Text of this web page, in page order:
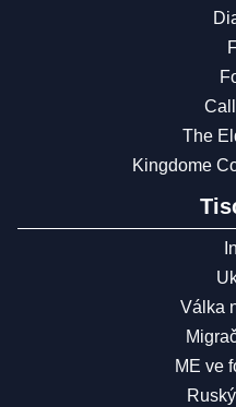
The
Kingdome
Válka
ME ve